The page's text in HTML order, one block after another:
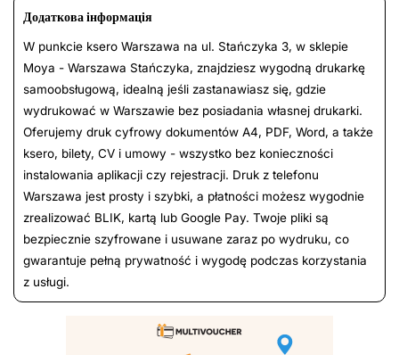
Додаткова інформація
W punkcie ksero Warszawa na ul. Stańczyka 3, w sklepie
Moya - Warszawa Stańczyka, znajdziesz wygodną drukarkę
samoobsługową, idealną jeśli zastanawiasz się, gdzie
wydrukować w Warszawie bez posiadania własnej drukarki.
Oferujemy druk cyfrowy dokumentów A4, PDF, Word, a także
ksero, bilety, CV i umowy - wszystko bez konieczności
instalowania aplikacji czy rejestracji. Druk z telefonu
Warszawa jest prosty i szybki, a płatności możesz wygodnie
zrealizować BLIK, kartą lub Google Pay. Twoje pliki są
bezpiecznie szyfrowane i usuwane zaraz po wydruku, co
gwarantuje pełną prywatność i wygodę podczas korzystania
z usługi.